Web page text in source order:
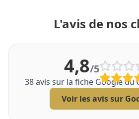
L'avis de nos
4,8/5
38avis sur la fiche Google du
Voir les avis sur